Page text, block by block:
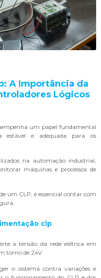
: A Importância da
Lógicos
um papel fundamental
estável e adequada para os
na automação industrial,
máquinas e processos de
um CLP, é essencial contar com
clp
a tensão da rede elétrica em
torno de 24V.
o sistema contra variações e